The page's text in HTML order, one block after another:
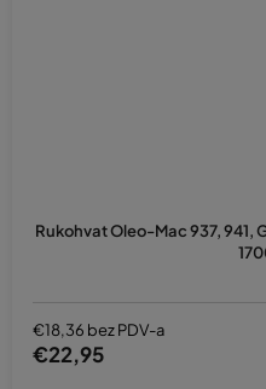
Rukohvat Oleo-Mac 937, 941,
€18,36 bez PDV-a
€22,95